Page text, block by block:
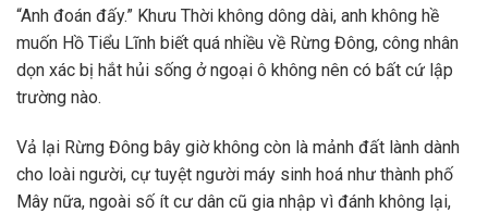
“Anh đoán đấy.” Khưu Thời không dông dài, anh không hề
muốn Hồ Tiểu Lĩnh biết quá nhiều về Rừng Đông, công nhân
dọn xác bị hắt hủi sống ở ngoại ô không nên có bất cứ lập
trường nào.
Vả lại Rừng Đông bây giờ không còn là mảnh đất lành dành
cho loài người, cự tuyệt người máy sinh hoá như thành phố
Mây nữa, ngoài số ít cư dân cũ gia nhập vì đánh không lại,